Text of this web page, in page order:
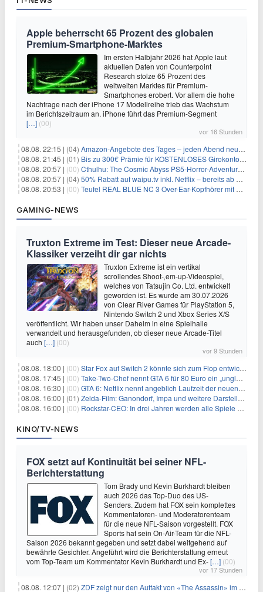
Apple beherrscht 65 Prozent des globalen
Premium-Smartphone-Marktes
Im ersten Halbjahr 2026 hat Apple laut
aktuellen Daten von Counterpoint
Research stolze 65 Prozent des
weltweiten Marktes für Premium-
Smartphones erobert. Vor allem die hohe
Nachfrage nach der iPhone 17 Modellreihe trieb das Wachstum
im Berichtszeitraum an. iPhone führt das Premium-Segment
[…] (00)
vor 16 Stunden
08.08. 22:15 | (04) Amazon-Angebote des Tages – jeden Abend neue Deals zum Stöbern
08.08. 21:45 | (01) Bis zu 300€ Prämie für KOSTENLOSES Girokonto bei der Santander – 50€ schon nach 1 Woche!
08.08. 20:57 | (00) Cthulhu: The Cosmic Abyss PS5-Horror-Adventure für 27,99€
08.08. 20:57 | (04) 50% Rabatt auf waipu.tv inkl. Netflix – bereits ab 9€/Monat (statt 17,99€)
08.08. 20:53 | (00) Teufel REAL BLUE NC 3 Over-Ear-Kopfhörer mit ANC für 149,99€
GAMING-NEWS
Truxton Extreme im Test: Dieser neue Arcade-
Klassiker verzeiht dir gar nichts
Truxton Extreme ist ein vertikal
scrollendes Shoot-‚em-up-Videospiel,
welches von Tatsujin Co. Ltd. entwickelt
geworden ist. Es wurde am 30.07.2026
von Clear River Games für PlayStation 5,
Nintendo Switch 2 und Xbox Series X/S
veröffentlicht. Wir haben unser Daheim in eine Spielhalle
verwandelt und herausgefunden, ob dieser neue Arcade-Titel
auch […] (00)
vor 9 Stunden
08.08. 18:00 | (00) Star Fox auf Switch 2 könnte sich zum Flop entwickeln
08.08. 17:45 | (00) Take-Two-Chef nennt GTA 6 für 80 Euro ein „unglaubliches Schnäppchen“
08.08. 16:30 | (00) GTA 6: Netflix nennt angeblich Laufzeit der neuen Gameplay-Präsentation
08.08. 16:00 | (01) Zelda-Film: Ganondorf, Impa und weitere Darsteller sollen feststehen
08.08. 16:00 | (00) Rockstar-CEO: In drei Jahren werden alle Spiele gestreamt
KINO/TV-NEWS
FOX setzt auf Kontinuität bei seiner NFL-
Berichterstattung
Tom Brady und Kevin Burkhardt bleiben
auch 2026 das Top-Duo des US-
Senders. Zudem hat FOX sein komplettes
Kommentatoren- und Moderatorenteam
für die neue NFL-Saison vorgestellt. FOX
Sports hat sein On-Air-Team für die NFL-
Saison 2026 bekannt gegeben und setzt dabei weitgehend auf
bewährte Gesichter. Angeführt wird die Berichterstattung erneut
vom Top-Team um Kommentator Kevin Burkhardt und Ex-[…] (00)
vor 17 Stunden
08.08. 12:07 | (02) ZDF zeigt nur den Auftakt von «The Assassin» im Fernsehen